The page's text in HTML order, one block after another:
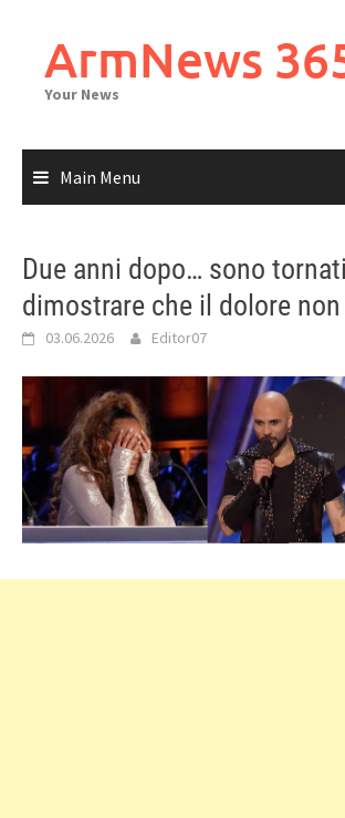
contentArmNews
Your News
Main Menu
Due anni dopo… sono
dimostrare che il dolore
03.06.2026 Editor07